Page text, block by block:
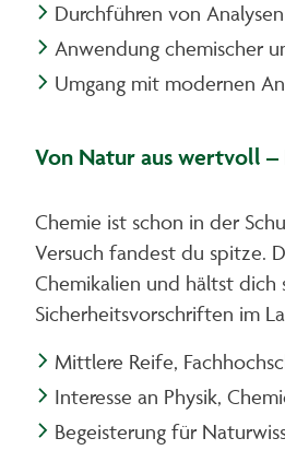
Durchführen von
Anwendung chemischer
Umgang mit modernen
Von Natur aus wertvoll –
Chemie ist schon in der
Versuch fandest du spitze.
Chemikalien und hältst dich
Sicherheitsvorschriften im
Mittlere Reife,
Interesse an Physik,
Begeisterung für